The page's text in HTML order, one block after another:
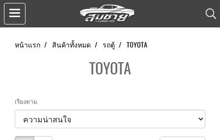
หน้าแรก สินค้าทั้งหมด รถตู้ TOYOTA
TOYOTA
เรียงตาม